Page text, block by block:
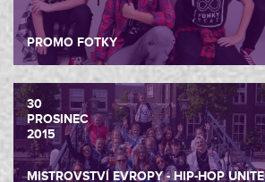
PROMO FOTKY
30
PROSINEC
2015
MISTROVSTVÍ EVROPY - HIP-HOP UNITE